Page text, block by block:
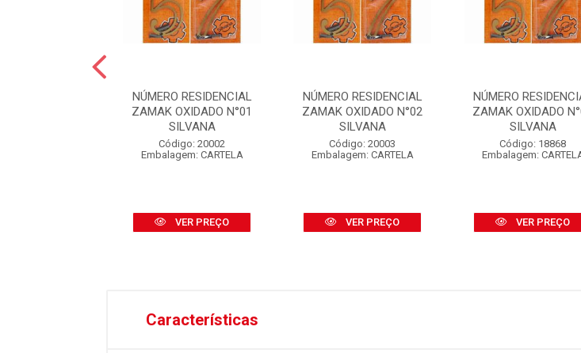
NÚMERO RESIDENCIAL
ZAMAK OXIDADO N°01
SILVANA
Código: 20002
Embalagem: CARTELA
VER PREÇO
NÚMERO RESIDENCIAL
ZAMAK OXIDADO N°02
SILVANA
Código: 20003
Embalagem: CARTELA
VER PREÇO
NÚMERO
ZAMAK OXIDADO
SILVANA
Código: 18868
Embalagem:
VER PREÇO
Características